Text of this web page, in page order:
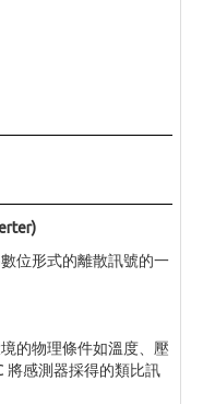
位形式的離散訊號的一
的物理條件如溫度、壓
將感測器採得的類比訊